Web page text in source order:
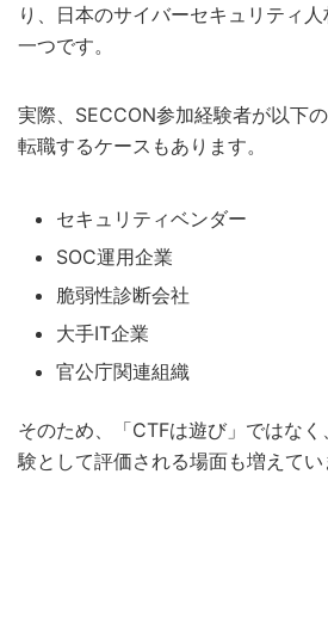
り、日本のサイバーセキュリティ
一つです。
実際、SECCON参加経験者が以下
転職するケースもあります。
セキュリティベンダー
SOC運用企業
脆弱性診断会社
大手IT企業
官公庁関連組織
そのため、「CTFは遊び」ではな
験として評価される場面も増えてい